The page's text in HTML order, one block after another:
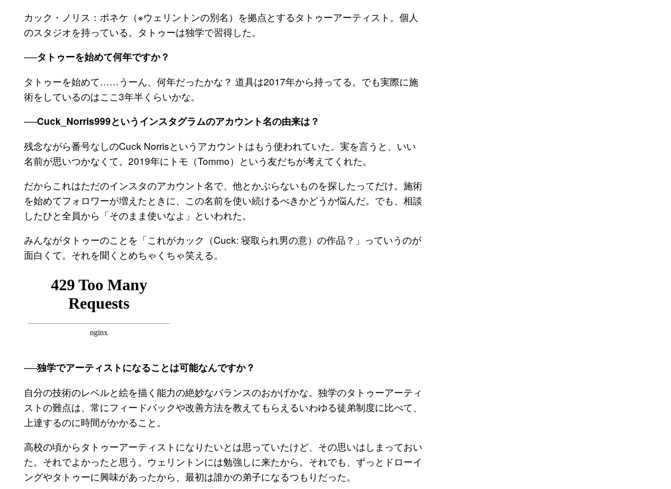
カック・ノリス：ポネケ（※ウェリントンの別名）を拠点とするタトゥーアーティスト。個人
のスタジオを持っている。タトゥーは独学で習得した。
──タトゥーを始めて何年ですか？
タトゥーを始めて……うーん、何年だったかな？ 道具は2017年から持ってる。でも実際に施
術をしているのはここ3年半くらいかな。
──Cuck_Norris999というインスタグラムのアカウント名の由来は？
残念ながら番号なしのCuck Norrisというアカウントはもう使われていた。実を言うと、いい
名前が思いつかなくて。2019年にトモ（Tommo）という友だちが考えてくれた。
だからこれはただのインスタのアカウント名で、他とかぶらないものを探したってだけ。施術
を始めてフォロワーが増えたときに、この名前を使い続けるべきかどうか悩んだ。でも、相談
したひと全員から「そのまま使いなよ」といわれた。
みんながタトゥーのことを「これがカック（Cuck: 寝取られ男の意）の作品？」っていうのが
面白くて。それを聞くとめちゃくちゃ笑える。
──独学でアーティストになることは可能なんですか？
自分の技術のレベルと絵を描く能力の絶妙なバランスのおかげかな。独学のタトゥーアーティ
ストの難点は、常にフィードバックや改善方法を教えてもらえるいわゆる徒弟制度に比べて、
上達するのに時間がかかること。
高校の頃からタトゥーアーティストになりたいとは思っていたけど、その思いはしまっておい
た。それでよかったと思う。ウェリントンには勉強しに来たから。それでも、ずっとドローイ
ングやタトゥーに興味があったから、最初は誰かの弟子になるつもりだった。